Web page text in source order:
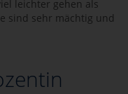
leichter gehen als
sind sehr mächtig und